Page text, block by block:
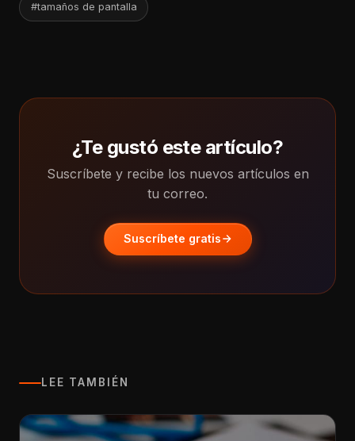
#tamaños de pantalla
¿Te gustó este artículo?
Suscríbete y recibe los nuevos artículos en
tu correo.
Suscríbete gratis
LEE TAMBIÉN